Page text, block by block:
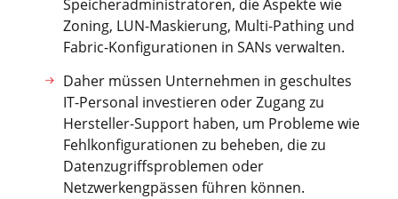
Speicheradministratoren, die Aspekte wie
Zoning, LUN-Maskierung, Multi-Pathing und
Fabric-Konfigurationen in SANs verwalten.
Daher müssen Unternehmen in geschultes
IT-Personal investieren oder Zugang zu
Hersteller-Support haben, um Probleme wie
Fehlkonfigurationen zu beheben, die zu
Datenzugriffsproblemen oder
Netzwerkengpässen führen können.